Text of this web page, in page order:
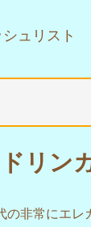
ュリスト
リン
の非常にエレ